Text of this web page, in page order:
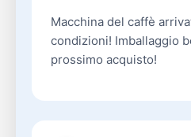
Macchina del caffè
condizioni! Imballaggio
prossimo acquisto!